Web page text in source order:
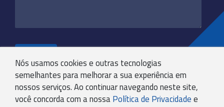
Nós usamos cookies e outras tecnologias
semelhantes para melhorar a sua experiência em
nossos serviços. Ao continuar navegando neste site,
você concorda com a nossa Política de Privacidade e
+55 31 3244-4800